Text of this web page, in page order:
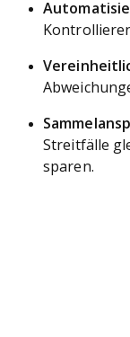
Streitfälle
sparen.